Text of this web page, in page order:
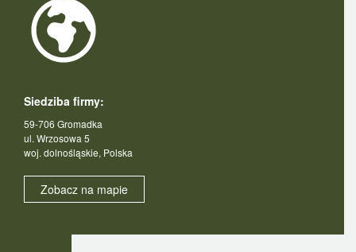
Siedziba firmy:
59-706 Gromadka
ul. Wrzosowa 5
woj. dolnośląskie, Polska
Zobacz na mapie